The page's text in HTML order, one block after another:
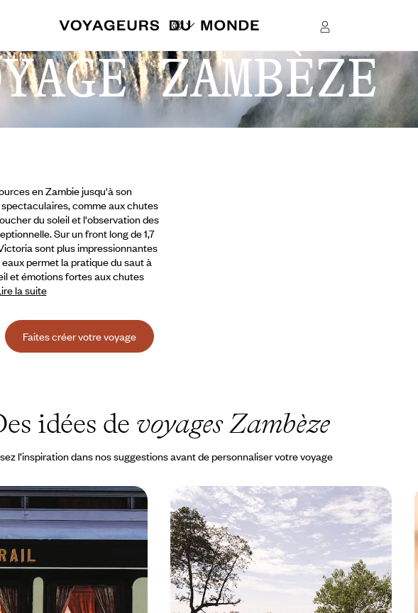
ZAMBÈZE
en Zambie jusqu'à son
comme aux chutes
du soleil et l'observation des
Sur un front long de 1,7
sont plus impressionnantes
permet la pratique du saut à
et émotions fortes aux chutes
la suite
Faites créer votre voyage
idées de voyages Zambèze
l’inspiration dans nos suggestions avant de personnaliser votre voyage
Falls - Villes
et train de luxe
le rail de l'Afrique du Sud aux
au Zimbabwe, via la maison
$ CA
Noces africaines - Namib, Victoria
Falls et Okavango
Une grande aventure à deux à la rencontre de
trois pays : Namibie, Zimbabwe et Botswana
14 jours, de 9600 à 13300 $ CA